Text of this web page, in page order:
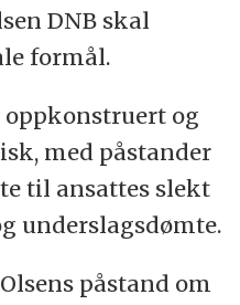
DNB skal
formål.
og
med påstander
til ansattes slekt
underslagsdømte.
påstand om